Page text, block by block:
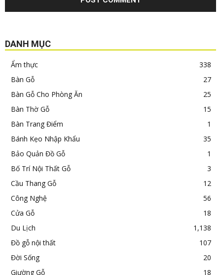
DANH MỤC
Ẩm thực
338
Bàn Gỗ
27
Bàn Gỗ Cho Phòng Ăn
25
Bàn Thờ Gỗ
15
Bàn Trang Điểm
1
Bánh Kẹo Nhập Khẩu
35
Bảo Quản Đồ Gỗ
1
Bố Trí Nội Thất Gỗ
3
Cầu Thang Gỗ
12
Công Nghệ
56
Cửa Gỗ
18
Du Lịch
1,138
Đồ gỗ nội thất
107
Đời Sống
20
Giường Gỗ
18